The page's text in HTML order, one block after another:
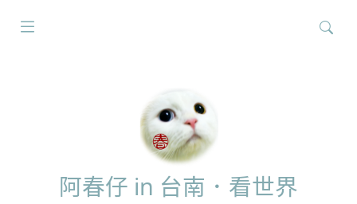
阿春仔 in 台南．看世界